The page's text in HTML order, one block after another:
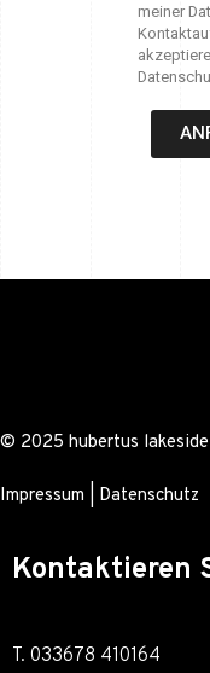
meiner
© 2025 hubertus
Impressum Datenschutz
Kontaktieren
T. 033678 410164